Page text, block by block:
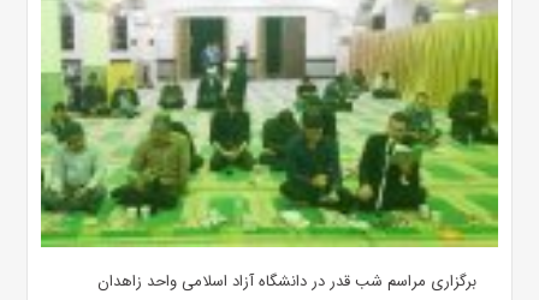
برگزاری مراسم شب قدر در دانشگاه آزاد اسلامی واحد زاهدان